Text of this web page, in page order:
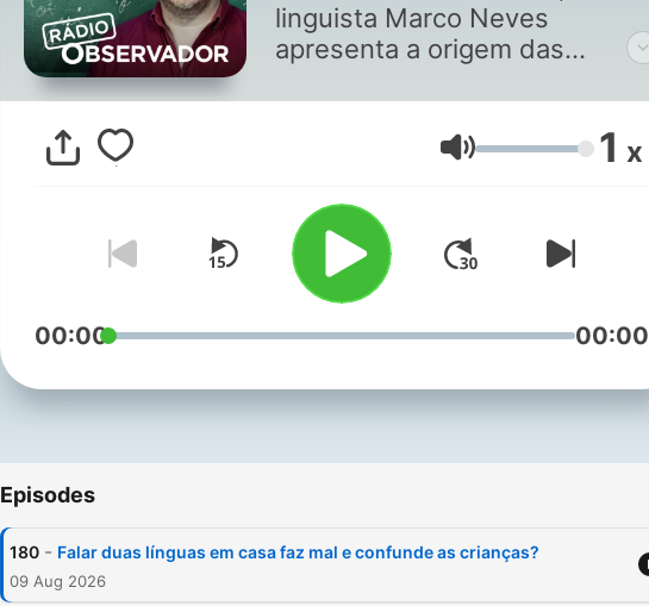
linguista Marco Neves
apresenta a origem das
nas notícias, explica os
regionalismos, desvenda mitos
ainda esclarece dúvidas dos
ouvintes.
Volume 1 x
00:00 00:00
Episodes
180 - Falar duas línguas em casa faz mal e confunde as crianças?
09 Aug 2026